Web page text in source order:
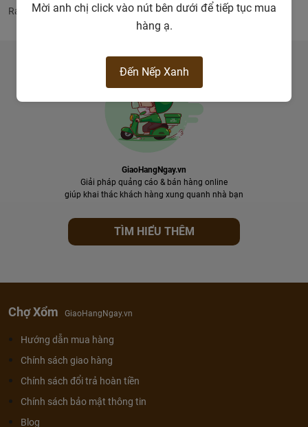
Ram tôm thịt
GiaoHangNgay.vn
Giải pháp quảng cáo & bán hàng online
giúp khai thác khách hàng xung quanh nhà bạn
TÌM HIỂU THÊM
Chợ Xổm GiaoHangNgay.vn
Hướng dẫn mua hàng
Chính sách giao hàng
Chính sách đổi trả hoàn tiền
Chính sách bảo mật thông tin
Blog
Mời anh chị click vào nút bên dưới để tiếp tục mua
hàng ạ.
Đến Nếp Xanh